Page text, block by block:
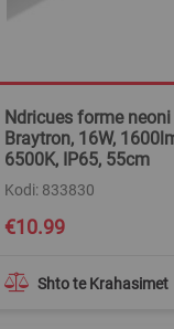
Ndricues forme neoni
Braytron, 16W,
6500K, IP65, 55cm
Kodi: 833830
Shto te Krahasimet
€10.99